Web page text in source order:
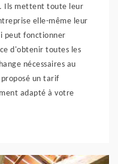
Ils mettent toute leur
elle-même leur
peut fonctionner
d'obtenir toutes les
nécessaires au
un tarif
adapté à votre